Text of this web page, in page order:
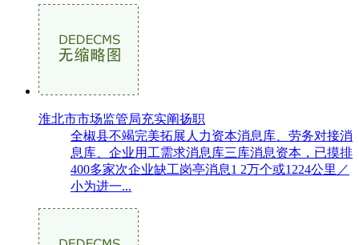
淮北市市场监管局充实阐扬职
全椒县不竭完美拓展人力资本消息库、劳务对接消
息库、企业用工需求消息库三库消息资本，已摸排
400多家次企业缺工岗亭消息1 2万个或1224公里／
小为进一...